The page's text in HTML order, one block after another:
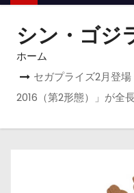
シン・ゴジ
ホーム
セガプライズ2月登
2016（第2形態）」が全